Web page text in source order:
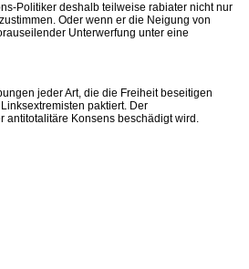
Politiker deshalb teilweise rabiater nicht nur
Oder wenn er die Neigung von
Unterwerfung unter eine
jeder Art, die die Freiheit beseitigen
paktiert. Der
antitotalitäre Konsens beschädigt wird.